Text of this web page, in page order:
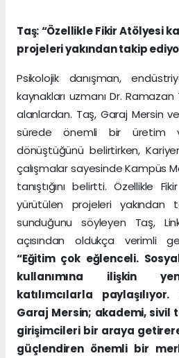
Taş: “Özellikle Fikir Atölyesi
projeleri yakından takip
Psikolojik danışman,
kaynakları uzmanı Dr.
alanlardan. Taş, Garaj Mersin
sürede önemli bir üretim
dönüştüğünü belirtirken,
çalışmalar sayesinde Kampüs
tanıştığını belirtti. Özellikle
yürütülen projeleri
sunduğunu söyleyen Taş,
açısından oldukça verimli
“Eğitim çok eğlenceli.
kullanımına ilişkin
katılımcılarla
Garaj Mersin; akademi, sivil
girişimcileri bir araya
güçlendiren önemli bir